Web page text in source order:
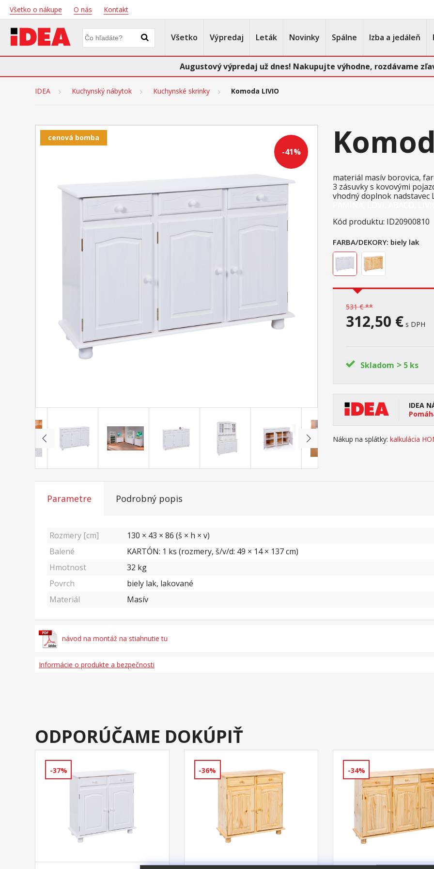
Všetko o nákupe O nás Kontakt
Všetko Výpredaj Leták Novinky Spálne Izba a jedáleň
Augustový výpredaj už dnes! Nakupujte výhodne, rozdávame
IDEA Kuchynský nábytok Kuchynské skrinky Komoda LIVIO
-41%
cenová bomba
materiál masív borovica,
3 zásuvky s kovovými
vhodný doplnok nadstavec
Kód produktu: ID20900810
FARBA/DEKORY: biely lak
531 € **
312,50 € s DPH
Skladom > 5 ks
IDEA
Nákup na splátky: kalkulácia
Parametre Podrobný popis
Rozmery [cm]
130 × 43 × 86 (š × h × v)
Balené
KARTÓN: 1 ks (rozmery, š/v/d: 49 × 14 × 137 cm)
Hmotnost
32 kg
Povrch
biely lak, lakované
Materiál
Masív
návod na montáž na stiahnutie tu
Informácie o produkte a bezpečnosti
ODPORÚČAME DOKÚPIŤ
-37% -36% -34%